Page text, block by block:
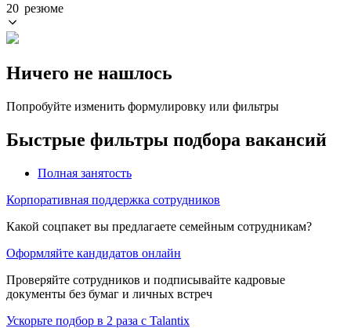
20 резюме
Ничего не нашлось
Попробуйте изменить формулировку или фильтры
Быстрые фильтры подбора вакансий
Полная занятость
Корпоративная поддержка сотрудников
Какой соцпакет вы предлагаете семейным сотрудникам?
Оформляйте кандидатов онлайн
Проверяйте сотрудников и подписывайте кадровые
документы без бумаг и личных встреч
Ускорьте подбор в 2 раза с Talantix